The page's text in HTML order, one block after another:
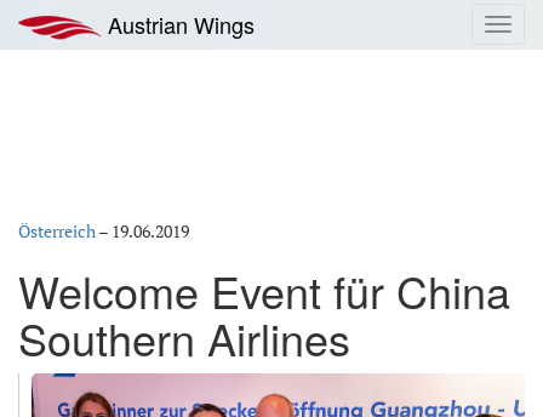
Inhalt
springen
Austrian Wings
Österreich– 19.06.2019
Welcome Event für China
Southern Airlines